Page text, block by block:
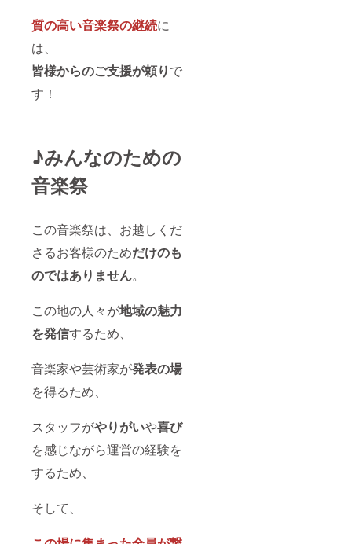
質の高い音楽祭の継続に
は、
皆様からのご支援が頼りで
す！
♪みんなのための
音楽祭
この音楽祭は、お越しくだ
さるお客様のためだけのも
のではありません。
この地の人々が地域の魅力
を発信するため、
音楽家や芸術家が発表の場
を得るため、
スタッフがやりがいや喜び
を感じながら運営の経験を
するため、
そして、